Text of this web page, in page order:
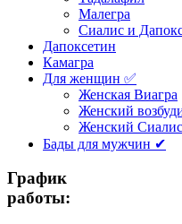
Малегра
Сиалис и
Дапоксетин
Камагра
Для женщин ✅
Женская Виагра
Женский
Женский Сиалис
Бады для мужчин ✔
График
работы: